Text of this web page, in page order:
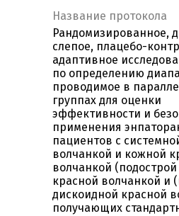
Название протокола
Рандомизированное,
слепое, плацебо-
адаптивное
по определению
проводимое в
группах для оценки
эффективности и
применения
пациентов с
волчанкой и кожной
волчанкой
красной волчанкой и
дискоидной красной
получающих